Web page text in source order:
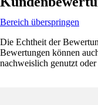
Bereich überspringen
Die Echtheit der
Bewertungen können
nachweislich genutzt